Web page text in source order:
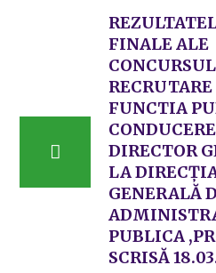
FINALE ALE
RECRUTARE
FUNCTIA
DIRECTOR
LA
GENERALĂ
PUBLICA
SCRISĂ